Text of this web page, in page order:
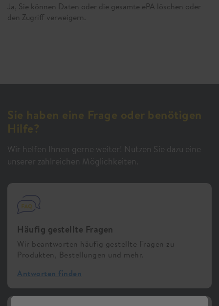
Ja, Sie können Daten oder die gesamte ePA löschen oder
den Zugriff verweigern.
Sie haben eine Frage oder benötigen
Hilfe?
Wir helfen Ihnen gerne weiter! Nutzen Sie dazu eine
unserer zahlreichen Möglichkeiten.
Häufig gestellte Fragen
Wir beantworten häufig gestellte Fragen zu
Produkten, Bestellungen und mehr.
Antworten finden